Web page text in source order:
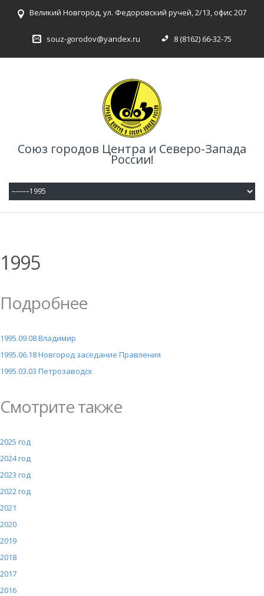
Великий Новгород, ул. Федоровский ручей, 2/13, офис 207
souz-gorodov@yandex.ru 8 (8162) 66-32-75
Союз городов Центра и Северо-Запада
России!
1995
Подробнее
1995.09.08 Владимир
1995.06.18 Новгород заседание Правления
1995.03.03 Петрозаводск
Смотрите также
2025 год
2024 год
2023 год
2022 год
2021
2020
2019
2018
2017
2016